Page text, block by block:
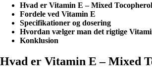
Hvad er Vitamin E – Mixed
Fordele ved Vitamin E
Specifikationer og dosering
Hvordan vælger man det rigtige
Konklusion
Hvad er Vitamin E – Mixed